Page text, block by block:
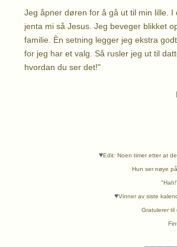
Jeg åpner døren for å gå ut til min lille.
jenta mi så Jesus. Jeg beveger blikket
familie. Èn setning legger jeg ekstra
for jeg har et valg. Så rusler jeg ut til
hvordan du ser det!"
♥Edit: Noen timer etter at
Hun ser nøye
♥Vinner av siste
Gratulerer til